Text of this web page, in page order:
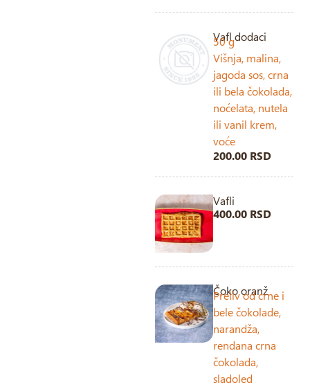
Vafl dodaci
50 g
Višnja, malina,
jagoda sos, crna
ili bela čokolada,
noćelata, nutela
ili vanil krem,
voće
200.00 RSD
Vafli
400.00 RSD
Čoko oranž
Preliv od crne i
bele čokolade,
narandža,
rendana crna
čokolada,
sladoled